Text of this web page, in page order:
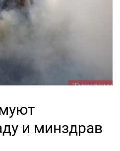
и минздрав